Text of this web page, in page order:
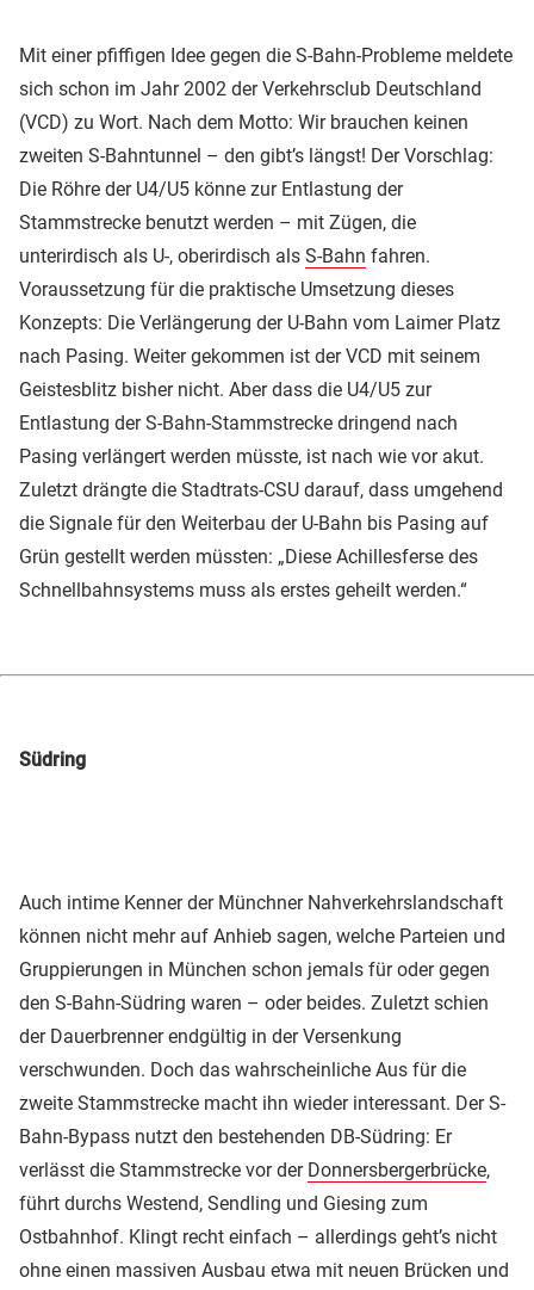
Mit einer pfiffigen Idee gegen die S-Bahn-Probleme meldete
sich schon im Jahr 2002 der Verkehrsclub Deutschland
(VCD) zu Wort. Nach dem Motto: Wir brauchen keinen
zweiten S-Bahntunnel – den gibt’s längst! Der Vorschlag:
Die Röhre der U4/U5 könne zur Entlastung der
Stammstrecke benutzt werden – mit Zügen, die
unterirdisch als U-, oberirdisch als S-Bahn fahren.
Voraussetzung für die praktische Umsetzung dieses
Konzepts: Die Verlängerung der U-Bahn vom Laimer Platz
nach Pasing. Weiter gekommen ist der VCD mit seinem
Geistesblitz bisher nicht. Aber dass die U4/U5 zur
Entlastung der S-Bahn-Stammstrecke dringend nach
Pasing verlängert werden müsste, ist nach wie vor akut.
Zuletzt drängte die Stadtrats-CSU darauf, dass umgehend
die Signale für den Weiterbau der U-Bahn bis Pasing auf
Grün gestellt werden müssten: „Diese Achillesferse des
Schnellbahnsystems muss als erstes geheilt werden.“
Südring
Auch intime Kenner der Münchner Nahverkehrslandschaft
können nicht mehr auf Anhieb sagen, welche Parteien und
Gruppierungen in München schon jemals für oder gegen
den S-Bahn-Südring waren – oder beides. Zuletzt schien
der Dauerbrenner endgültig in der Versenkung
verschwunden. Doch das wahrscheinliche Aus für die
zweite Stammstrecke macht ihn wieder interessant. Der S-
Bahn-Bypass nutzt den bestehenden DB-Südring: Er
verlässt die Stammstrecke vor der Donnersbergerbrücke,
führt durchs Westend, Sendling und Giesing zum
Ostbahnhof. Klingt recht einfach – allerdings geht’s nicht
ohne einen massiven Ausbau etwa mit neuen Brücken und